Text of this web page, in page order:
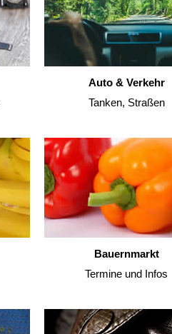
Auto & Verkehr
Tanken, Straßen
Bauernmarkt
Termine und Infos